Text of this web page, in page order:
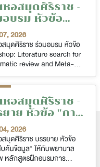
หอสมุดศิริราช -
อบรม หัวข้อ
search
and Meta-
รายวิชา
ว 360
สบการณ์วิจัย
2026
มุดศิริราช ร่วมอบรม หัวข้อ
Literature search for
review and Meta-
รายวิชา ศรสว 360
ารณ์วิจัย ในวันศุกร์ที่ 7
จี เอลลิส ตึกอดุลยเดชวิกรม
หอสมุดศิริราช -
ยาย หัวข้อ "การ
นข้อมูล" ให้กับ
บาลวิชาชีพ
สูตรฝึกอบรม
ยาบาลเฉพาะ
2026
ราช บรรยาย หัวข้อ
ค้นข้อมูล" ให้กับพยาบาล
หลักสูตรฝึกอบรมการ